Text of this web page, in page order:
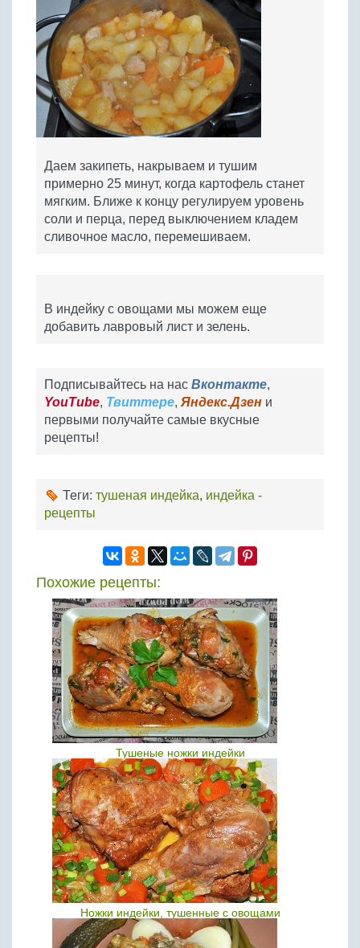
Даем закипеть, накрываем и тушим
примерно 25 минут, когда картофель станет
мягким. Ближе к концу регулируем уровень
соли и перца, перед выключением кладем
сливочное масло, перемешиваем.
В индейку с овощами мы можем еще
добавить лавровый лист и зелень.
Подписывайтесь на нас Вконтакте,
YouTube, Твиттере, Яндекс.Дзен и
первыми получайте самые вкусные
рецепты!
Теги: тушеная индейка, индейка -
рецепты
Похожие рецепты:
Тушеные ножки индейки
Ножки индейки, тушенные с овощами